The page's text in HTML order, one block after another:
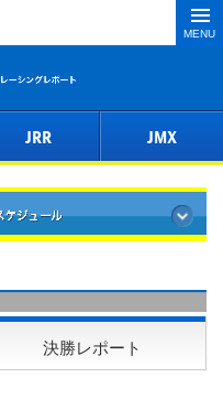
MENU
JRR JMX
決勝レポート